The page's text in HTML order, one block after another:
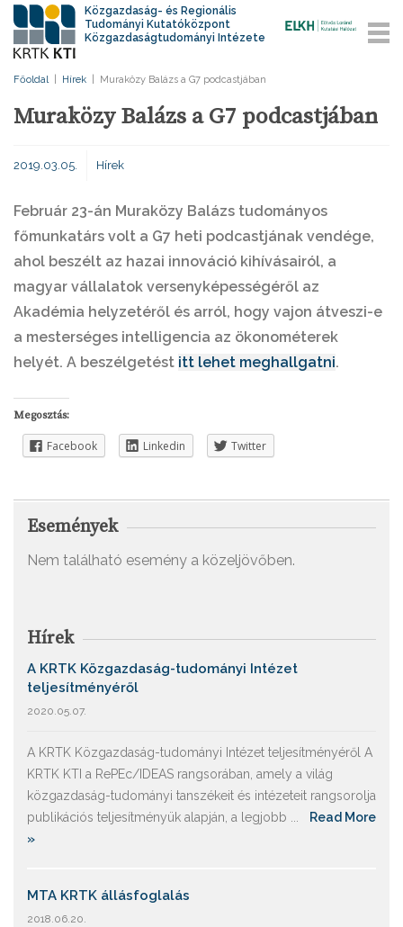
Közgazdaság- és Regionális
Tudományi Kutatóközpont
Közgazdaságtudományi Intézete
Főoldal Hírek Muraközy Balázs a G7 podcastjában
Muraközy Balázs a G7 podcastjában
2019.03.05. Hírek
Február 23-án Muraközy Balázs tudományos
főmunkatárs volt a G7 heti podcastjának vendége,
ahol beszélt az hazai innováció kihívásairól, a
magyar vállalatok versenyképességéről az
Akadémia helyzetéről és arról, hogy vajon átveszi-e
a mesterséges intelligencia az ökonométerek
helyét. A beszélgetést itt lehet meghallgatni.
Megosztás:
Facebook Linkedin Twitter
Események
Nem található esemény a közeljövőben.
Hírek
A KRTK Közgazdaság-tudományi Intézet
teljesítményéről
2020.05.07.
A KRTK Közgazdaság-tudományi Intézet teljesítményéről A
KRTK KTI a RePEc/IDEAS rangsorában, amely a világ
közgazdaság-tudományi tanszékeit és intézeteit rangsorolja
publikációs teljesítményük alapján, a legjobb ...
Read More
»
MTA KRTK állásfoglalás
2018.06.20.